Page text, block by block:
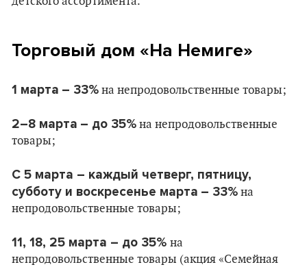
Торговый дом «На Немиге»
1 марта – 33% на непродовольственные товары;
2–8 марта – до 35% на непродовольственные
товары;
С 5 марта – каждый четверг, пятницу,
субботу и воскресенье марта – 33% на
непродовольственные товары;
11, 18, 25 марта – до 35% на
непродовольственные товары (акция «Семейная